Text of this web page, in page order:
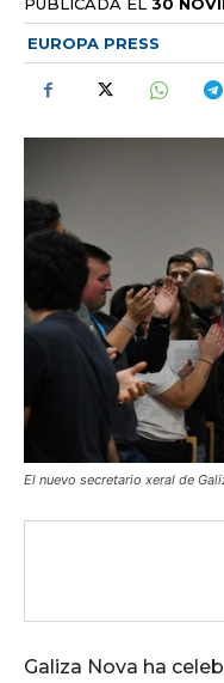
EUROPA PRESS
El nuevo secretario xeral de
Galiza Nova ha